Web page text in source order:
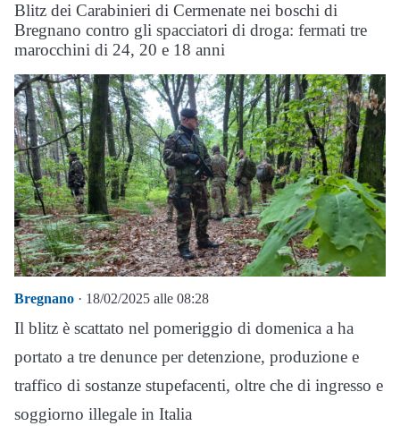
Blitz dei Carabinieri di Cermenate nei boschi di
Bregnano contro gli spacciatori di droga: fermati tre
marocchini di 24, 20 e 18 anni
Bregnano · 18/02/2025 alle 08:28
Il blitz è scattato nel pomeriggio di domenica a ha
portato a tre denunce per detenzione, produzione e
traffico di sostanze stupefacenti, oltre che di ingresso e
soggiorno illegale in Italia